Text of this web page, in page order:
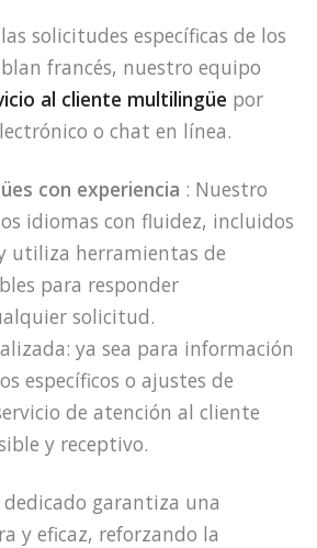
solicitudes específicas de los
francés, nuestro equipo
al cliente multilingüe por
o chat en línea.
con experiencia : Nuestro
idiomas con fluidez, incluidos
utiliza herramientas de
para responder
solicitud.
ya sea para información
específicos o ajustes de
de atención al cliente
y receptivo.
garantiza una
y eficaz, reforzando la